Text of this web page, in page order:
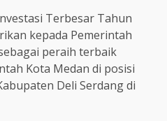
Terbesar Tahun
kepada Pemerintah
peraih terbaik
Kota Medan di posisi
Deli Serdang di